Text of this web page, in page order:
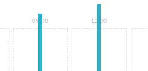
09:00 12:00